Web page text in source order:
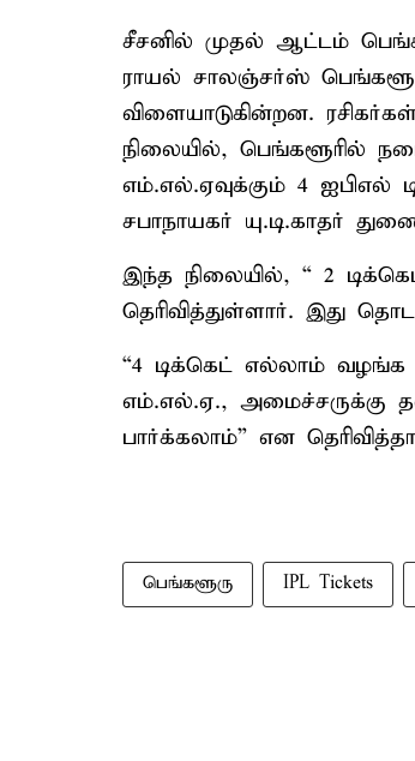
சீசனில் முதல் ஆட்டம்
ராயல் சாலஞ்சர்ஸ்
விளையாடுகின்றன.
நிலையில், பெங்களூரில்
எம்.எல்.ஏவுக்கும் 4 ஐபிஎல்
சபாநாயகர் யு.டி.காதர்
இந்த நிலையில், “ 2
தெரிவித்துள்ளார். இது
“4 டிக்கெட் எல்லாம் வழங்க
எம்.எல்.ஏ., அமைச்சருக்கு
பார்க்கலாம்” என
பெங்களூரு IPL Tickets